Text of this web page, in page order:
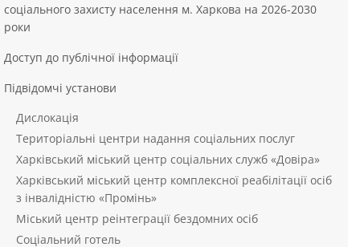
соціального захисту населення м. Харкова на 2026-2030
роки
Доступ до публічної інформації
Підвідомчі установи
Дислокація
Територіальні центри надання соціальних послуг
Харківський міський центр соціальних служб «Довіра»
Харківський міський центр комплексної реабілітації осіб
з інвалідністю «Промінь»
Міський центр реінтеграції бездомних осіб
Соціальний готель